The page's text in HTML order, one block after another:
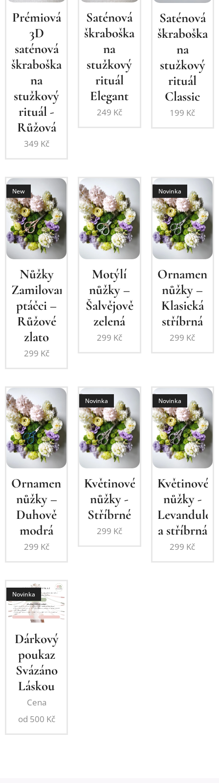
Prémiová
3D
saténová
škraboška
na
stužkový
rituál -
Růžová
349 Kč
Saténová
škraboška
na
stužkový
rituál
Elegant
249 Kč
Saténová
škraboška
na
stužkový
rituál
Classic
199 Kč
Nůžky
Zamilovaní
ptáčci –
Růžové
zlato
New
299 Kč
Motýlí
nůžky –
Šalvějově
zelená
299 Kč
nůžky –
Klasická
stříbrná
Novinka
299 Kč
Ornamentální
nůžky –
Duhově
modrá
299 Kč
Květinové
nůžky -
Stříbrné
Novinka
299 Kč
Květinové
nůžky -
Levandule
a stříbrná
Novinka
299 Kč
Dárkový
poukaz
Svázáno
Láskou
Novinka
Cena
od 500 Kč